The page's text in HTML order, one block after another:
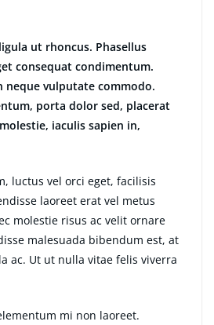
ut rhoncus. Phasellus
consequat condimentum.
vulputate commodo.
porta dolor sed, placerat
iaculis sapien in,
luctus vel orci eget, facilisis
laoreet erat vel metus
molestie risus ac velit ornare
malesuada bibendum est, at
ac. Ut ut nulla vitae felis viverra
mi non laoreet.